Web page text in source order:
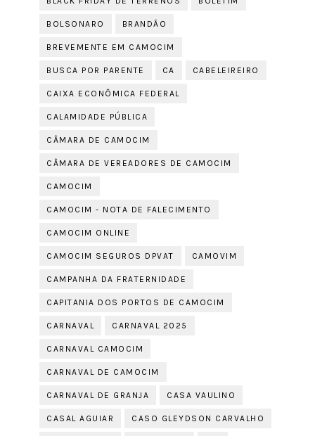
BOLSONARO BRANDÃO
BREVEMENTE EM CAMOCIM
BUSCA POR PARENTE CA CABELEIREIRO
CAIXA ECONÔMICA FEDERAL
CALAMIDADE PÚBLICA
CÂMARA DE CAMOCIM
CÂMARA DE VEREADORES DE CAMOCIM
CAMOCIM
CAMOCIM - NOTA DE FALECIMENTO
CAMOCIM ONLINE
CAMOCIM SEGUROS DPVAT CAMOVIM
CAMPANHA DA FRATERNIDADE
CAPITANIA DOS PORTOS DE CAMOCIM
CARNAVAL CARNAVAL 2025
CARNAVAL CAMOCIM
CARNAVAL DE CAMOCIM
CARNAVAL DE GRANJA CASA VAULINO
CASAL AGUIAR CASO GLEYDSON CARVALHO